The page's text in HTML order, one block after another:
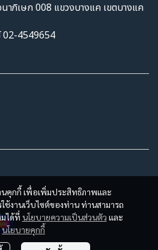
นคุกกี้ เพื่อเพิ่มประสิทธิภาพและ
งานเว็บไซต์ของท่าน ท่านสามารถ
ได้ที่ นโยบายความเป็นส่วนตัว และ
นโยบายคุกกี้
ภิเษก 008 แขวงบางแค เขตบางแค
02-4549654